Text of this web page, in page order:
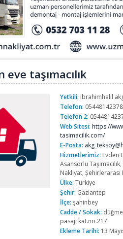
taşımacılık
Yetkili: ibrahimhalil
Telefon: 05448142378
Telefon 2:
Web Sitesi: https://
tasimacilik.com/
E-Posta:
Hizmetlerimiz: Evden
Asansörlü
Nakliyat, Şehirlerarası
Ülke: Türkiye
Şehir: Gaziantep
İlçe: şahinbey
Cadde / Sokak:
pasajı kat.no.217
Ekleme Tarihi: 13